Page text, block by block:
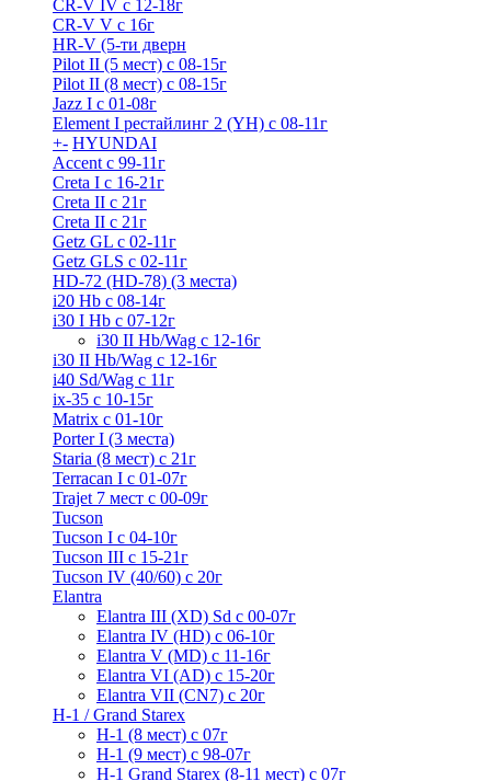
CR-V IV с 12-18г
CR-V V с 16г
HR-V (5-ти дверн
Pilot II (5 мест) с 08-15г
Pilot II (8 мест) с 08-15г
Jazz I c 01-08г
Element I рестайлинг 2 (YH) с 08-11г
+- HYUNDAI
Accent с 99-11г
Creta I с 16-21г
Creta II с 21г
Creta II с 21г
Getz GL с 02-11г
Getz GLS с 02-11г
HD-72 (HD-78) (3 места)
i20 Hb с 08-14г
i30 I Hb с 07-12г
i30 II Hb/Wag с 12-16г
i30 II Hb/Wag с 12-16г
i40 Sd/Wag с 11г
ix-35 с 10-15г
Matrix с 01-10г
Porter I (3 места)
Staria (8 мест) c 21г
Terracan I c 01-07г
Trajet 7 мест с 00-09г
Tucson
Tucson I c 04-10г
Tucson III с 15-21г
Tucson IV (40/60) с 20г
Elantra
Elantra III (XD) Sd c 00-07г
Elantra IV (HD) с 06-10г
Elantra V (MD) c 11-16г
Elantra VI (AD) с 15-20г
Elantra VII (CN7) с 20г
H-1 / Grand Starex
H-1 (8 мест) c 07г
H-1 (9 мест) c 98-07г
H-1 Grand Starex (8-11 мест) с 07г